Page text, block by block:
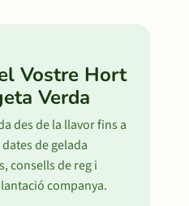
Vostre Hort
Verda
des de la llavor fins a
de gelada
consells de reg i
companya.